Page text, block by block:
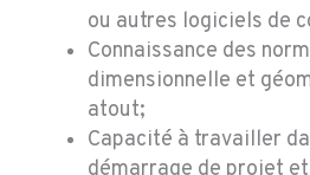
ou autres logiciels de
Connaissance des
dimensionnelle et
atout;
Capacité à travailler